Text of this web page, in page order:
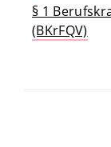
§ 1
(BKrFQV)